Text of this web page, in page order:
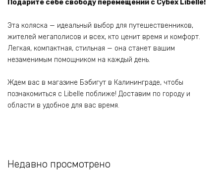
Подарите себе свободу перемещений с Cybex Libelle!
Эта коляска — идеальный выбор для путешественников,
жителей мегаполисов и всех, кто ценит время и комфорт.
Легкая, компактная, стильная — она станет вашим
незаменимым помощником на каждый день.
Ждем вас в магазине Бэбигут в Калининграде, чтобы
познакомиться с Libelle поближе! Доставим по городу и
области в удобное для вас время.
Недавно просмотрено